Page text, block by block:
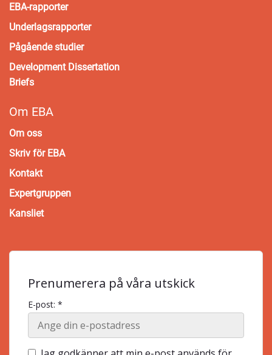
EBA-rapporter
Underlagsrapporter
Pågående studier
Development Dissertation
Briefs
Om EBA
Om oss
Skriv för EBA
Kontakt
Expertgruppen
Kansliet
Prenumerera på våra utskick
E-post: *